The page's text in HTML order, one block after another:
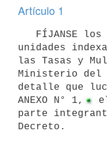
Artículo 1
unidades
las Tasas y
Ministerio
detalle que
ANEXO N° 1,
parte
Decreto.